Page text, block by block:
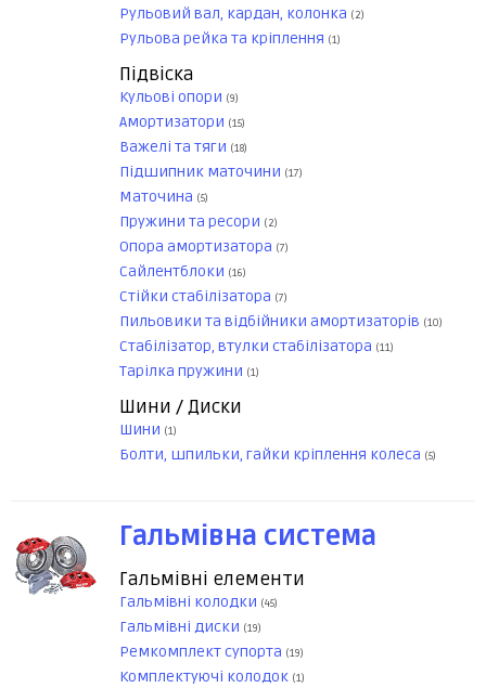
Рульовий вал, кардан, колонка (2)
Рульова рейка та кріплення (1)
Підвіска
Кульові опори (9)
Амортизатори (15)
Важелі та тяги (18)
Підшипник маточини (17)
Маточина (5)
Пружини та ресори (2)
Опора амортизатора (7)
Сайлентблоки (16)
Стійки стабілізатора (7)
Пильовики та відбійники амортизаторів (10)
Стабілізатор, втулки стабілізатора (11)
Тарілка пружини (1)
Шини / Диски
Шини (1)
Болти, шпильки, гайки кріплення колеса (5)
Гальмівна система
Гальмівні елементи
Гальмівні колодки (45)
Гальмівні диски (19)
Ремкомплект супорта (19)
Комплектуючі колодок (1)